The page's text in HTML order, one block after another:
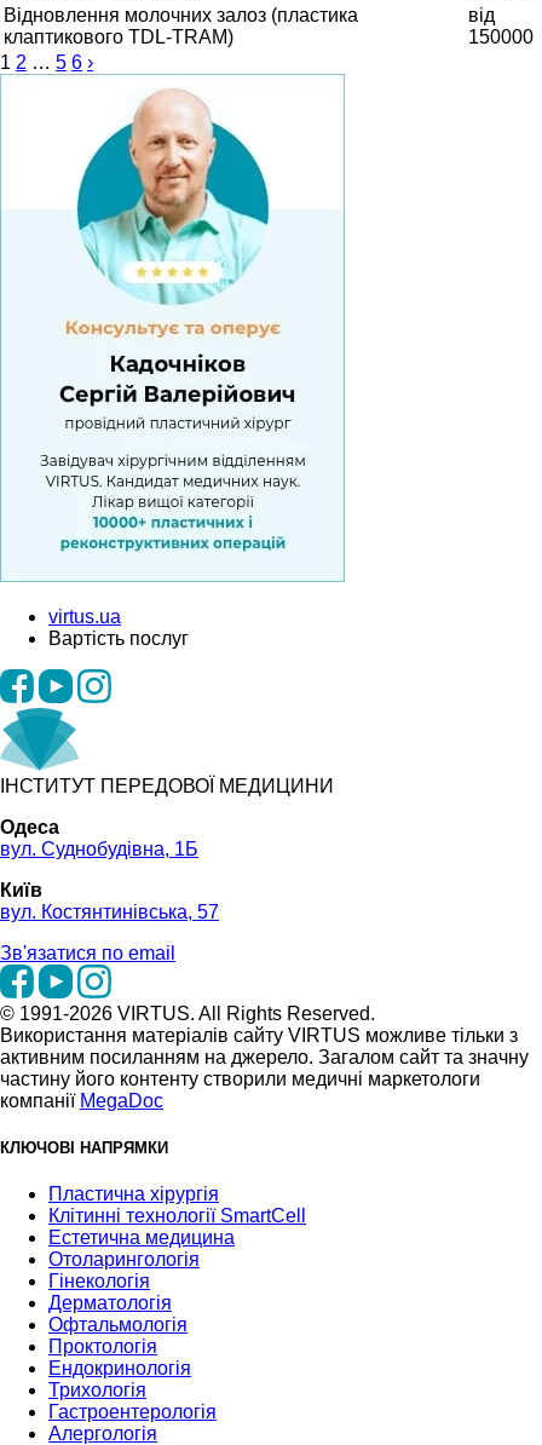
Відновлення молочних залоз (пластика
клаптикового TDL-TRAM)
від
150000
1 2 … 5 6 ›
virtus.ua
Вартість послуг
ІНСТИТУТ ПЕРЕДОВОЇ МЕДИЦИНИ
Одеса
вул. Суднобудівна, 1Б
Київ
вул. Костянтинівська, 57
Зв'язатися по email
© 1991-2026 VIRTUS. All Rights Reserved.
Використання матеріалів сайту VIRTUS можливе тільки з
активним посиланням на джерело. Загалом сайт та значну
частину його контенту створили медичні маркетологи
компанії MegaDoc
КЛЮЧОВІ НАПРЯМКИ
Пластична хірургія
Клітинні технології SmartCell
Естетична медицина
Отоларингологія
Гінекологія
Дерматологія
Офтальмологія
Проктологія
Ендокринологія
Трихологія
Гастроентерологія
Алергологія